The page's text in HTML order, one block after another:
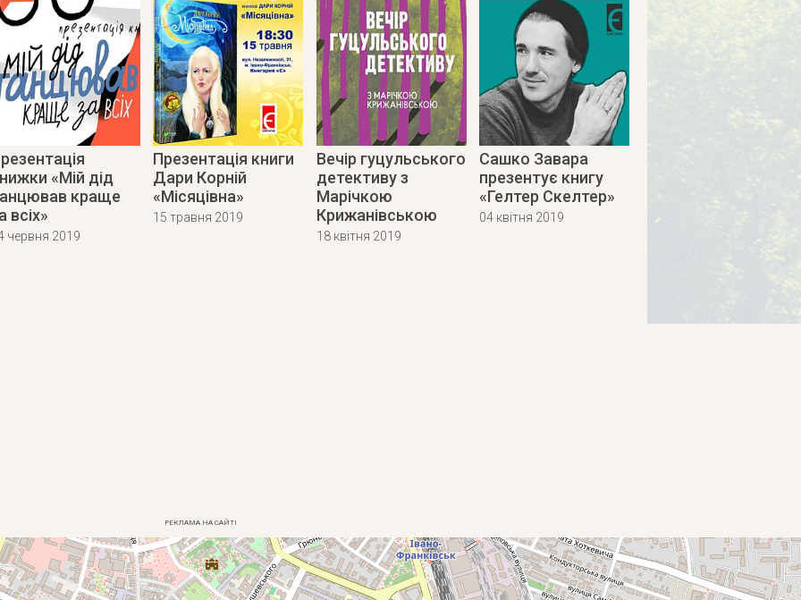
«Мій дід
краще
всіх»
червня 2019
Презентація книги
Дари Корній
«Місяцівна»
15 травня 2019
Вечір гуцульського
детективу з
Марічкою
Крижанівською
18 квітня 2019
Сашко Завара
презентує книгу
«Гелтер Скелтер»
04 квітня 2019
РЕКЛАМА НА САЙТІ